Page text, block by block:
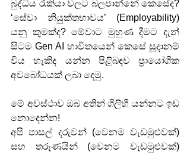
බුද්ධිය රැකියා වලට බලපාන්නේ කෙසේද?
‘සේවා නියුක්තභාවය’ (Employability)
යනු කුමක්ද? මේවාට මුහුණ දීමට දැන්
සිටම Gen AI භාවිතයෙන් කෙසේ සූදානම්
විය හැකිද යන්න පිළිබඳව ප්‍රායෝගික
අවබෝධයක් ලබා දෙමු.
මේ අවස්ථාව ඔබ අතින් ගිලිහී යන්නට ඉඩ
නොදෙන්න!
අපි පාසල් දරුවන් (වෙනම වැඩමුළුවක්)
සහ තරුණයින් (වෙනම වැඩමුළුවක්)